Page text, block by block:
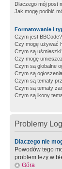
Dlaczego mój post
Jak mogę podbić
Formatowanie i
Czym jest BBCode?
Czy mogę używać
Czym są
Czy mogę
Czym są globalne
Czym są
Czym są tematy
Czym są tematy
Czym są ikony
Problemy
Dlaczego nie
Powodów tego
problem leży w
Góra